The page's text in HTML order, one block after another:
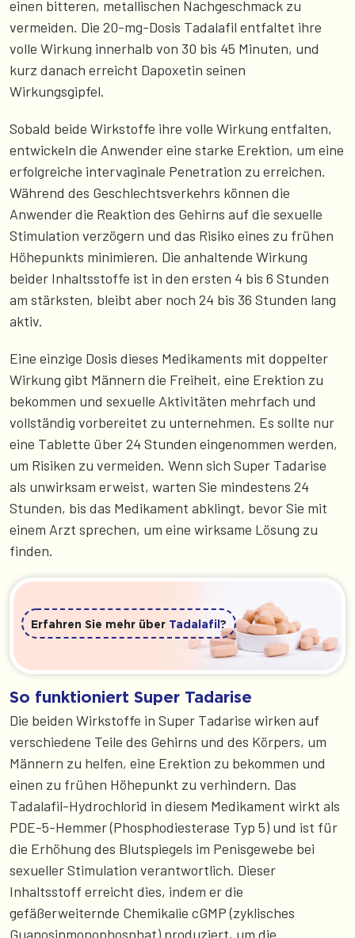
einen bitteren, metallischen Nachgeschmack zu
vermeiden. Die 20-mg-Dosis Tadalafil entfaltet ihre
volle Wirkung innerhalb von 30 bis 45 Minuten, und
kurz danach erreicht Dapoxetin seinen
Wirkungsgipfel.
Sobald beide Wirkstoffe ihre volle Wirkung entfalten,
entwickeln die Anwender eine starke Erektion, um eine
erfolgreiche intervaginale Penetration zu erreichen.
Während des Geschlechtsverkehrs können die
Anwender die Reaktion des Gehirns auf die sexuelle
Stimulation verzögern und das Risiko eines zu frühen
Höhepunkts minimieren. Die anhaltende Wirkung
beider Inhaltsstoffe ist in den ersten 4 bis 6 Stunden
am stärksten, bleibt aber noch 24 bis 36 Stunden lang
aktiv.
Eine einzige Dosis dieses Medikaments mit doppelter
Wirkung gibt Männern die Freiheit, eine Erektion zu
bekommen und sexuelle Aktivitäten mehrfach und
vollständig vorbereitet zu unternehmen. Es sollte nur
eine Tablette über 24 Stunden eingenommen werden,
um Risiken zu vermeiden. Wenn sich Super Tadarise
als unwirksam erweist, warten Sie mindestens 24
Stunden, bis das Medikament abklingt, bevor Sie mit
einem Arzt sprechen, um eine wirksame Lösung zu
finden.
Erfahren Sie mehr über Tadalafil ?
So funktioniert Super Tadarise
Die beiden Wirkstoffe in Super Tadarise wirken auf
verschiedene Teile des Gehirns und des Körpers, um
Männern zu helfen, eine Erektion zu bekommen und
einen zu frühen Höhepunkt zu verhindern. Das
Tadalafil-Hydrochlorid in diesem Medikament wirkt als
PDE-5-Hemmer (Phosphodiesterase Typ 5) und ist für
die Erhöhung des Blutspiegels im Penisgewebe bei
sexueller Stimulation verantwortlich. Dieser
Inhaltsstoff erreicht dies, indem er die
gefäßerweiternde Chemikalie cGMP (zyklisches
Guanosinmonophosphat) produziert, um die